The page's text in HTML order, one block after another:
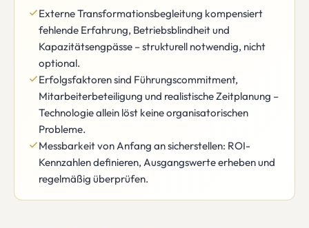
Externe Transformationsbegleitung kompensiert
fehlende Erfahrung, Betriebsblindheit und
Kapazitätsengpässe – strukturell notwendig, nicht
optional.
Erfolgsfaktoren sind Führungscommitment,
Mitarbeiterbeteiligung und realistische Zeitplanung –
Technologie allein löst keine organisatorischen
Probleme.
Messbarkeit von Anfang an sicherstellen: ROI-
Kennzahlen definieren, Ausgangswerte erheben und
regelmäßig überprüfen.